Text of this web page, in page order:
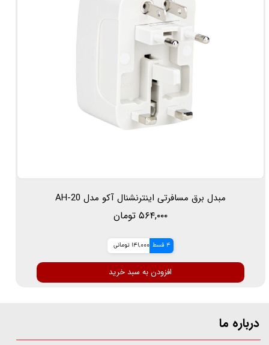
مبدل برق مسافرتی اینترنشنال آکو مدل AH-20
۵۶۴,۰۰۰ تومان
4 قسط 141,000 تومانی
افزودن به سبد خرید
درباره ما